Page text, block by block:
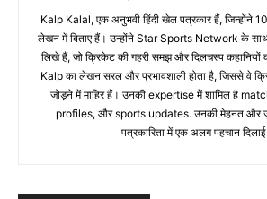
Kalp Kalal, एक अनुभवी हिंदी खेल पत्रकार हैं, जिन्होंने
लेखन में बिताए हैं। उन्होंने Star Sports Network के
लिखे हैं, जो क्रिकेट की गहरी समझ और दिलचस्प कहानियों
Kalp का लेखन सरल और प्रभावशाली होता है, जिससे वे
जोड़ने में माहिर हैं। उनकी expertise में शामिल है
profiles, और sports updates. उनकी मेहनत और
पत्रकारिता में एक अलग पहचान